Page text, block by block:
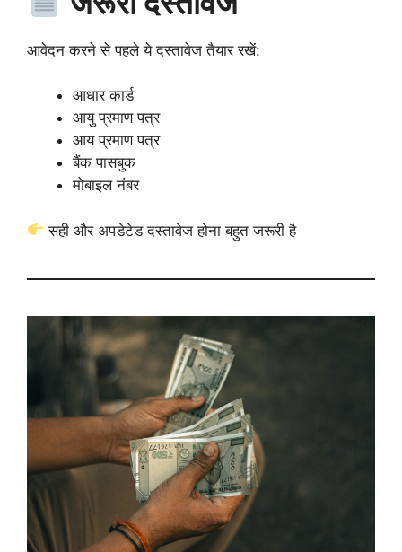
आवेदन करने से पहले ये दस्तावेज तैयार रखें:
आधार कार्ड
आयु प्रमाण पत्र
आय प्रमाण पत्र
बैंक पासबुक
मोबाइल नंबर
सही और अपडेटेड दस्तावेज होना बहुत जरूरी है